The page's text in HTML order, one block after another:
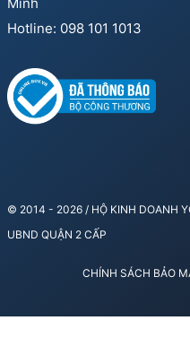
Hotline: 098 101 1013
© 2014 - 2026 / HỘ KINH DOANH
UBND QUẬN 2 CẤP
CHÍNH SÁCH BẢO